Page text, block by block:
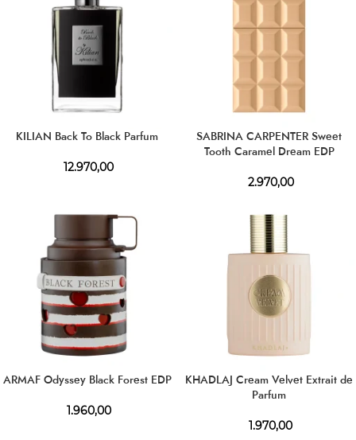
KILIAN Back To Black Parfum
12.970,00
SABRINA CARPENTER Sweet
Tooth Caramel Dream EDP
2.970,00
ARMAF Odyssey Black Forest EDP
1.960,00
KHADLAJ Cream Velvet Extrait de
Parfum
1.970,00